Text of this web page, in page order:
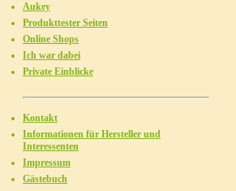
Aukey
Produkttester Seiten
Online Shops
Ich war dabei
Private Einblicke
Kontakt
Informationen für Hersteller und
Interessenten
Impressum
Gästebuch